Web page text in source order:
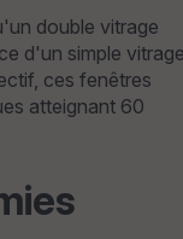
double vitrage
d'un simple vitrage
ces fenêtres
atteignant 60